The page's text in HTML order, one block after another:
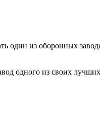
один из оборонных
одного из своих